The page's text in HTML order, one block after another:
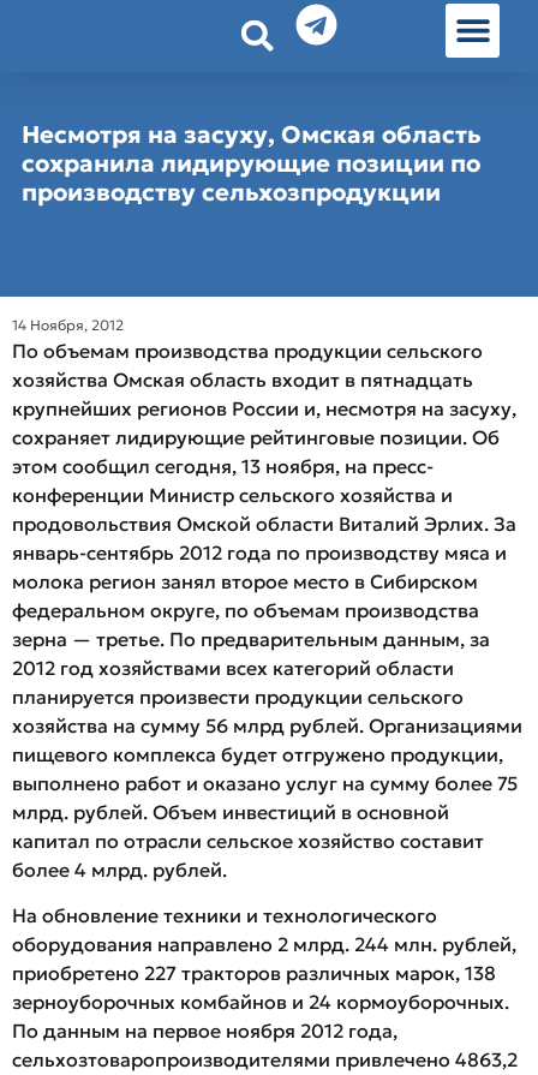
Несмотря на засуху, Омская область
сохранила лидирующие позиции по
производству сельхозпродукции
14 Ноября, 2012
По объемам производства продукции сельского
хозяйства Омская область входит в пятнадцать
крупнейших регионов России и, несмотря на засуху,
сохраняет лидирующие рейтинговые позиции. Об
этом сообщил сегодня, 13 ноября, на пресс-
конференции Министр сельского хозяйства и
продовольствия Омской области Виталий Эрлих. За
январь-сентябрь 2012 года по производству мяса и
молока регион занял второе место в Сибирском
федеральном округе, по объемам производства
зерна — третье. По предварительным данным, за
2012 год хозяйствами всех категорий области
планируется произвести продукции сельского
хозяйства на сумму 56 млрд рублей. Организациями
пищевого комплекса будет отгружено продукции,
выполнено работ и оказано услуг на сумму более 75
млрд. рублей. Объем инвестиций в основной
капитал по отрасли сельское хозяйство составит
более 4 млрд. рублей.
На обновление техники и технологического
оборудования направлено 2 млрд. 244 млн. рублей,
приобретено 227 тракторов различных марок, 138
зерноуборочных комбайнов и 24 кормоуборочных.
По данным на первое ноября 2012 года,
сельхозтоваропроизводителями привлечено 4863,2